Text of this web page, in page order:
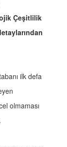
Çeşitlilik
ilk defa
olmaması